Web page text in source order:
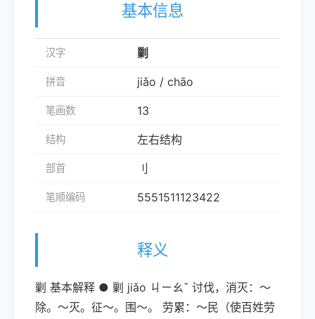
基本信息
汉字 剿
拼音 jiǎo / chāo
笔画数 13
结构 左右结构
部首 刂
笔顺编码 5551511123422
释义
剿 基本解释 ● 剿 jiǎo ㄐㄧㄠˇ 讨伐，消灭：～
除。～灭。征～。围～。 劳累：～民（使百姓劳